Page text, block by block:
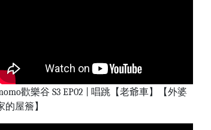
歡樂谷 S3 EP02 | 唱跳【老爺車】【外婆
的屋簷】